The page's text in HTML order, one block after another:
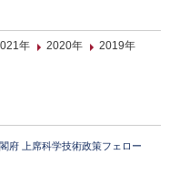
年 2020年
2019年
府 上席科学技術政策フェロー